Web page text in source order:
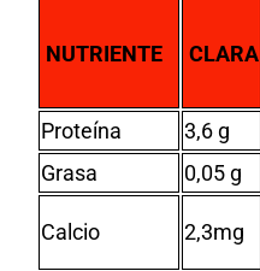
NUTRIENTE CLARA
Proteína
3,6 g
Grasa
0,05 g
Calcio 2,3mg